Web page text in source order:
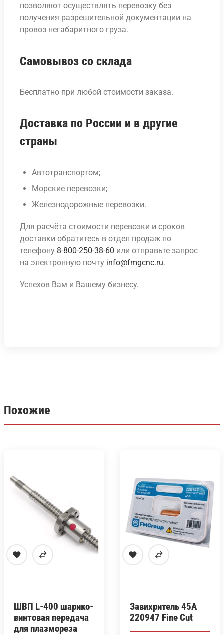
позволяют осуществлять перевозку без
получения разрешительной документации на
провоз негабаритного груза.
Самовывоз со склада
Бесплатно при любой стоимости заказа.
Доставка по России и в другие
страны
Автотранспортом;
Морские перевозки;
Железнодорожные перевозки.
Для расчёта стоимости перевозки и сроков
доставки обратитесь в отдел продаж по
телефону 8-800-250-38-60 или отправьте запрос
на электронную почту info@fmgcnc.ru.
Успехов Вам и Вашему бизнесу.
Похожие
ШВП L-400 шарико-
винтовая передача
для плазмореза
Завихритель 45А
220947 Fine Cut